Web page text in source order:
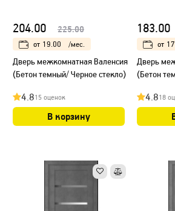
204.00 225.00
от 19.00 /мес.
Дверь межкомнатная Валенсия
(Бетон темный/ Черное стекло)
4.815 оценок
В корзину
183.00
от
Дверь
(Бетон
4.818